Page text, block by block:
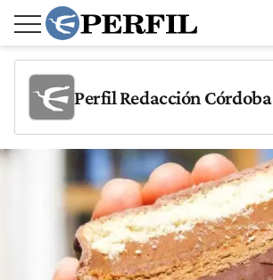
Perfil Redacción Córdoba